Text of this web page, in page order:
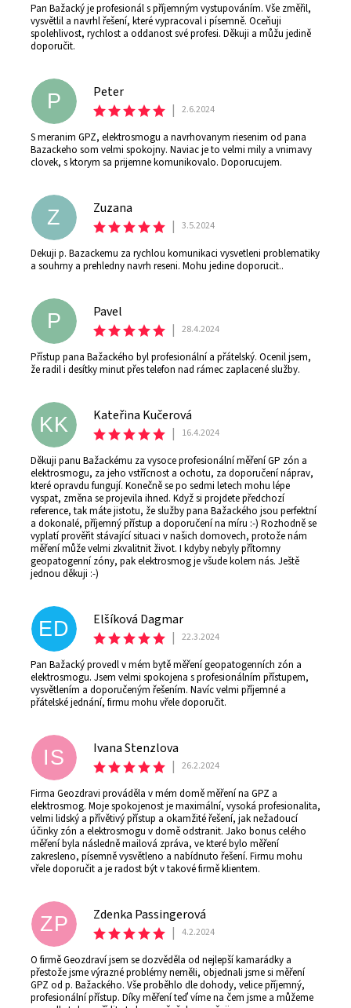
Pan Bažacký je profesionál s příjemným vystupováním. Vše změřil,
vysvětlil a navrhl řešení, které vypracoval i písemně. Oceňuji
spolehlivost, rychlost a oddanost své profesi. Děkuji a můžu jedině
doporučit.
P
Peter
| 2.6.2024
S meranim GPZ, elektrosmogu a navrhovanym riesenim od pana
Bazackeho som velmi spokojny. Naviac je to velmi mily a vnimavy
clovek, s ktorym sa prijemne komunikovalo. Doporucujem.
Z
Zuzana
| 3.5.2024
Dekuji p. Bazackemu za rychlou komunikaci vysvetleni problematiky
a souhrny a prehledny navrh reseni. Mohu jedine doporucit..
P
Pavel
| 28.4.2024
Přístup pana Bažackého byl profesionální a přátelský. Ocenil jsem,
že radil i desítky minut přes telefon nad rámec zaplacené služby.
KK
Kateřina Kučerová
|
16.4.2024
Děkuji panu Bažackému za vysoce profesionální měření GP zón a
elektrosmogu, za jeho vstřícnost a ochotu, za doporučení náprav,
které opravdu fungují. Konečně se po sedmi letech mohu lépe
vyspat, změna se projevila ihned. Když si projdete předchozí
reference, tak máte jistotu, že služby pana Bažackého jsou perfektní
a dokonalé, příjemný přístup a doporučení na míru :-) Rozhodně se
vyplatí prověřit stávající situaci v našich domovech, protože nám
měření může velmi zkvalitnit život. I kdyby nebyly přítomny
geopatogenní zóny, pak elektrosmog je všude kolem nás. Ještě
jednou děkuji :-)
ED
Elšíková Dagmar
| 22.3.2024
Pan Bažacký provedl v mém bytě měření geopatogenních zón a
elektrosmogu. Jsem velmi spokojena s profesionálním přístupem,
vysvětlením a doporučeným řešením. Navíc velmi příjemné a
přátelské jednání, firmu mohu vřele doporučit.
IS
Ivana Stenzlova
| 26.2.2024
Firma Geozdravi prováděla v mém domě měření na GPZ a
elektrosmog. Moje spokojenost je maximální, vysoká profesionalita,
velmi lidský a přívětivý přístup a okamžité řešení, jak nežadoucí
účinky zón a elektrosmogu v domě odstranit. Jako bonus celého
měření byla následně mailová zpráva, ve které bylo měření
zakresleno, písemně vysvětleno a nabídnuto řešení. Firmu mohu
vřele doporučit a je radost být v takové firmě klientem.
ZP
Zdenka Passingerová
| 4.2.2024
O firmě Geozdraví jsem se dozvěděla od nejlepší kamarádky a
přestože jsme výrazné problémy neměli, objednali jsme si měření
GPZ od p. Bažackého. Vše proběhlo dle dohody, velice příjemný,
profesionální přístup. Díky měření teď víme na čem jsme a můžeme